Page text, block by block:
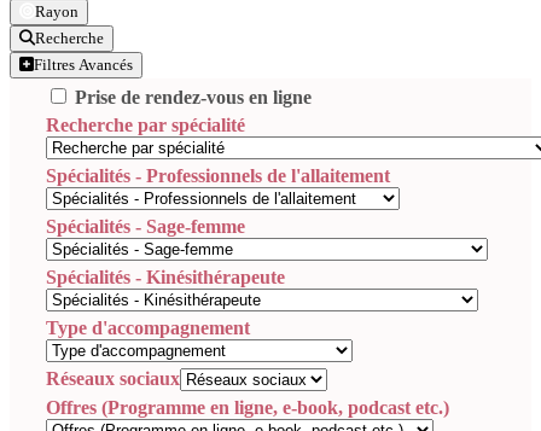
Rayon
Recherche
Filtres Avancés
Prise de rendez-vous en ligne
Recherche par spécialité
Spécialités - Professionnels de l'allaitement
Spécialités - Sage-femme
Spécialités - Kinésithérapeute
Type d'accompagnement
Réseaux sociaux
Offres (Programme en ligne, e-book, podcast etc.)